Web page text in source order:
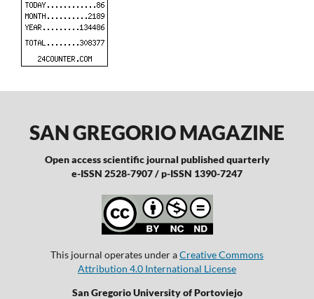
SAN GREGORIO MAGAZINE
Open access scientific journal published quarterly
e-ISSN 2528-7907 / p-ISSN 1390-7247
This journal operates under aCreative Commons
Attribution 4.0 International License
San Gregorio University of Portoviejo